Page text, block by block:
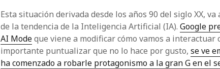
Esta situación derivada desde los años 90 del siglo XX,
de la tendencia de la Inteligencia Artificial (IA).Google
AI Modeque viene a modificar cómo vamos a interactuar
importante puntualizar que no lo hace por gusto,se ve
ha comenzado a robarle protagonismo a la gran G en el